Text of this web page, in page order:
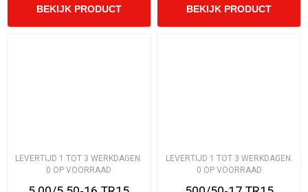
LEVERTIJD 1 TOT 3 WERKDAGEN.
0 OP VOORRAAD
LEVERTIJD 1 TOT 3 WERKDAGEN.
0 OP VOORRAAD